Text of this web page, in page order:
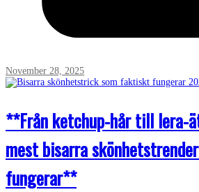
November 28, 2025
**Från ketchup-hår till lera-
mest bisarra
fungerar**